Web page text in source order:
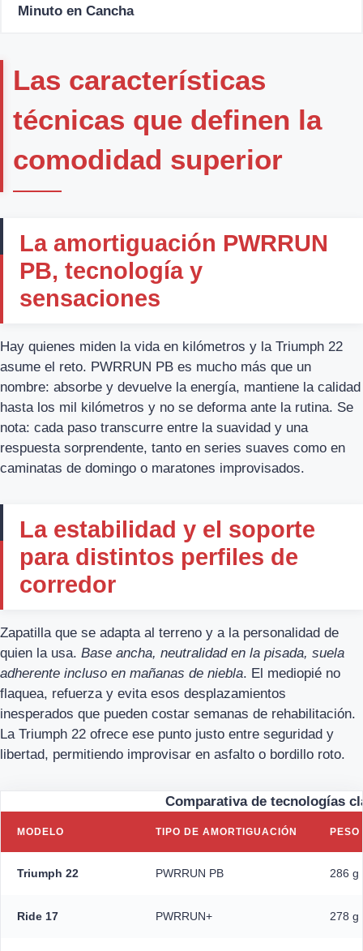
Minuto en Cancha
Las características
técnicas que definen la
comodidad superior
La amortiguación PWRRUN
PB, tecnología y
sensaciones
Hay quienes miden la vida en kilómetros y la Triumph 22
asume el reto. PWRRUN PB es mucho más que un
nombre: absorbe y devuelve la energía, mantiene la calidad
hasta los mil kilómetros y no se deforma ante la rutina. Se
nota: cada paso transcurre entre la suavidad y una
respuesta sorprendente, tanto en series suaves como en
caminatas de domingo o maratones improvisados.
La estabilidad y el soporte
para distintos perfiles de
corredor
Zapatilla que se adapta al terreno y a la personalidad de
quien la usa. Base ancha, neutralidad en la pisada, suela
adherente incluso en mañanas de niebla. El mediopié no
flaquea, refuerza y evita esos desplazamientos
inesperados que pueden costar semanas de rehabilitación.
La Triumph 22 ofrece ese punto justo entre seguridad y
libertad, permitiendo improvisar en asfalto o bordillo roto.
Comparativa de tecnologías
MODELO TIPO DE AMORTIGUACIÓN
Triumph 22 PWRRUN PB 286 g
Ride 17 PWRRUN+ 278 g